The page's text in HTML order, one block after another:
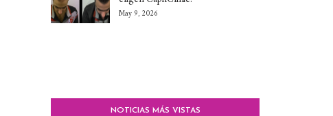
May 9, 2026
NOTICIAS MÁS VISTAS